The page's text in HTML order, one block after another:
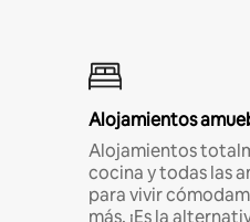
Alojamientos
Alojamientos
cocina y todas las
para vivir
más. ¡Es la